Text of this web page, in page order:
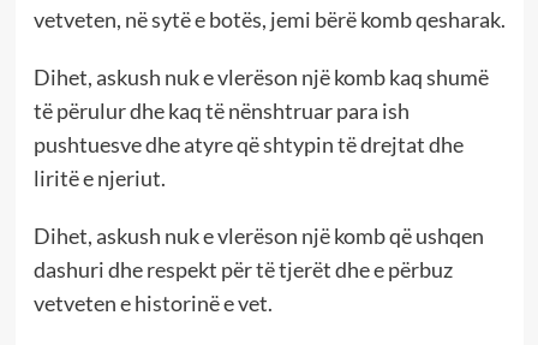
vetveten, në sytë e botës, jemi bërë komb qesharak.
Dihet, askush nuk e vlerëson një komb kaq shumë
të përulur dhe kaq të nënshtruar para ish
pushtuesve dhe atyre që shtypin të drejtat dhe
liritë e njeriut.
Dihet, askush nuk e vlerëson një komb që ushqen
dashuri dhe respekt për të tjerët dhe e përbuz
vetveten e historinë e vet.